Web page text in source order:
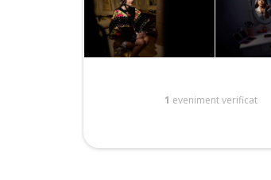
1 eveniment verificat